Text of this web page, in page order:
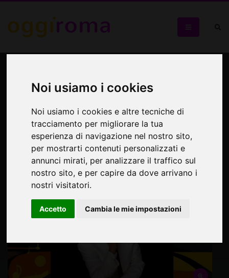
Noi usiamo i cookies
Noi usiamo i cookies e altre tecniche di
tracciamento per migliorare la tua
esperienza di navigazione nel nostro sito,
per mostrarti contenuti personalizzati e
annunci mirati, per analizzare il traffico sul
nostro sito, e per capire da dove arrivano i
nostri visitatori.
Accetto Cambia le mie impostazioni
Pisto sings Bacharach
Omaggio raffinato a Burt Bacharach